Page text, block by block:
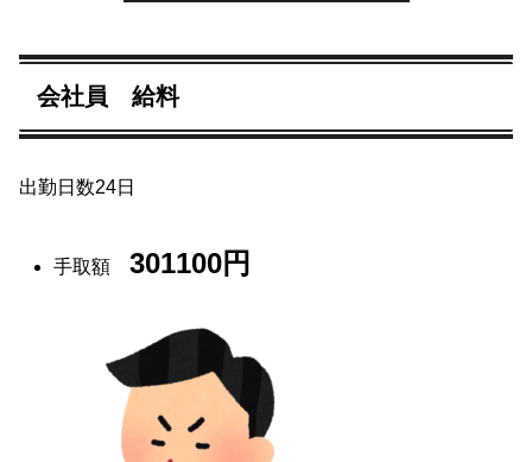
会社員 給料
出勤日数24日
手取額301100円